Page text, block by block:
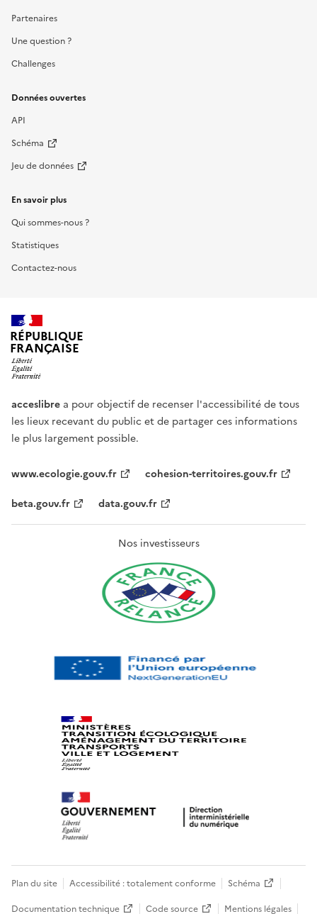
Partenaires
Une question ?
Challenges
Données ouvertes
API
Schéma
Jeu de données
En savoir plus
Qui sommes-nous ?
Statistiques
Contactez-nous
RÉPUBLIQUE
FRANÇAISE
acceslibre a pour objectif de recenser l'accessibilité de tous
les lieux recevant du public et de partager ces informations
le plus largement possible.
www.ecologie.gouv.fr
cohesion-territoires.gouv.fr
beta.gouv.fr
data.gouv.fr
Nos investisseurs
Plan du site Accessibilité : totalement conforme
Schéma
Documentation technique
Code source Mentions légales